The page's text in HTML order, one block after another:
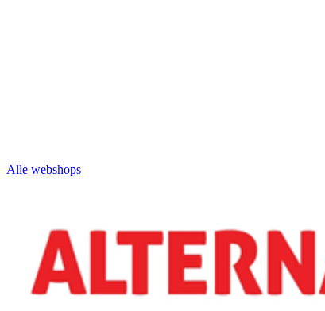
Alle webshops